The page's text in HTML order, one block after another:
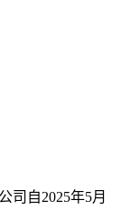
司自2025年5月